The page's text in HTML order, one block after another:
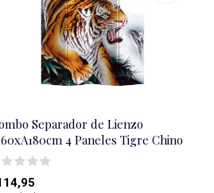
Separador de Lienzo
4 Paneles Tigre Chino